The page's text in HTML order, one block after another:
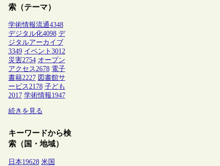
索（テーマ）
学術情報流通4348
デジタル化4098 デ
ジタルアーカイブ
3349 イベント 3012
災害2754 オープン
アクセス2678 電子
書籍2227 図書館サ
ービス2178 子ども
2017 学術情報1947
続きを見る
キーワードから検
索（国・地域）
日本19628 米国